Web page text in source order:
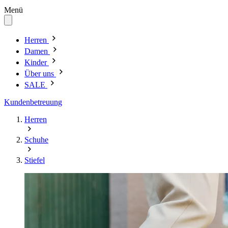
Menü
Herren
Damen
Kinder
Über uns
SALE
Kundenbetreuung
Herren
Schuhe
Stiefel